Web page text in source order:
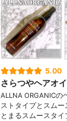
5.00
さらつやヘアオ
ALLNA ORGANICの
ストタイプとスム
とまるスムースタ